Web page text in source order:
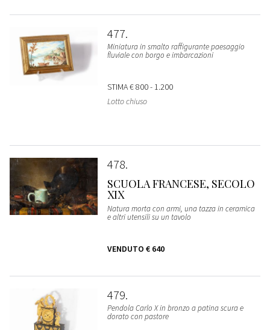
477
Miniatura in smalto raffigurante paesaggio
fluviale con borgo e imbarcazioni
STIMA€ 800 - 1.200
Lotto chiuso
478
SCUOLA FRANCESE, SECOLO
XIX
Natura morta con armi, una tazza in ceramica
e altri utensili su un tavolo
VENDUTO € 640
479
Pendola Carlo X in bronzo a patina scura e
dorato con pastore